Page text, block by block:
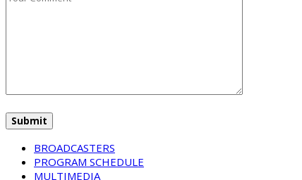
BROADCASTERS
PROGRAM SCHEDULE
MULTIMEDIA